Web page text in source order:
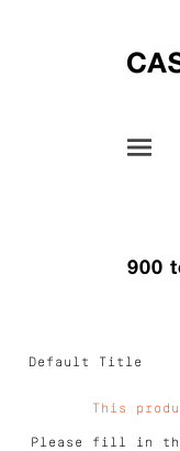
900
This
Please fill in